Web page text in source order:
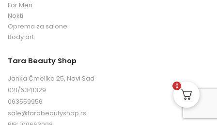
For Men
Nokti
Oprema za salone
Body art
Tara Beauty Shop
Janka Čmelika 25, Novi Sad
021/6341329
063559956
sale@tarabeautyshop.rs
0